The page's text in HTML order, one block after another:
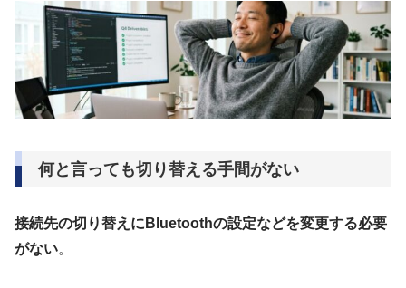
何と言っても切り替える手間がない
接続先の切り替えにBluetoothの設定などを変更する必要
がない。